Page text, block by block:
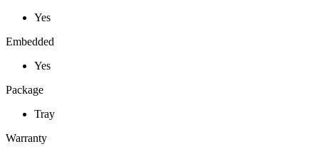
Yes
Embedded
Yes
Package
Tray
Warranty